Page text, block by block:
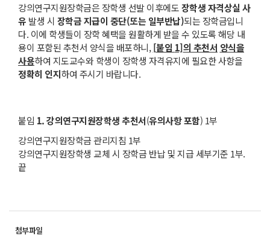
강의연구지원장학금은 장학생 선발 이후에도장학생 자격상실 사
유 발생 시 장학금 지급이 중단(또는 일부반납)되는 장학금입니
다. 이에 학생들이 장학 혜택을 원활하게 받을 수 있도록 해당 내
용이 포함된 추천서 양식을 배포하니,[붙임 1]의 추천서 양식을
사용하여 지도교수와 학생이 장학생 자격유지에 필요한 사항을
정확히 인지하여 주시기 바랍니다.
붙임 1.강의연구지원장학생 추천서(유의사항 포함) 1부
강의연구지원장학금 관리지침 1부
강의연구지원장학생 교체 시 장학금 반납 및 지급 세부기준 1부.
끝